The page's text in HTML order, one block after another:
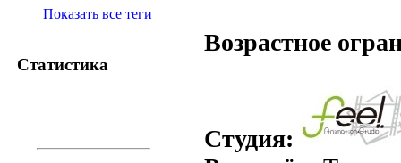
Показать все теги
Статистика
Возрастное
Студия: